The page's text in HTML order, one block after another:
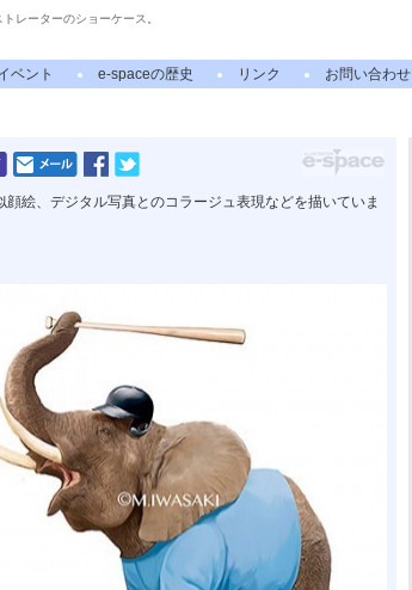
レーターのショーケース。
ベント e-spaceの歴史 リンク お問い合わせ
絵、デジタル写真とのコラージュ表現などを描いていま